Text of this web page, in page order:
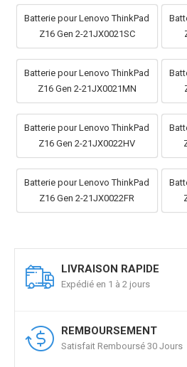
Batterie pour Lenovo ThinkPad
Z16 Gen 2-21JX0021SC
Batterie pour Lenovo ThinkPad
Z16 Gen 2-21JX0021MN
Batterie pour Lenovo ThinkPad
Z16 Gen 2-21JX0022HV
Batterie pour Lenovo ThinkPad
Z16 Gen 2-21JX0022FR
LIVRAISON RAPIDE
Expédié en 1 à 2 jours
REMBOURSEMENT
Satisfait Remboursé 30 Jours